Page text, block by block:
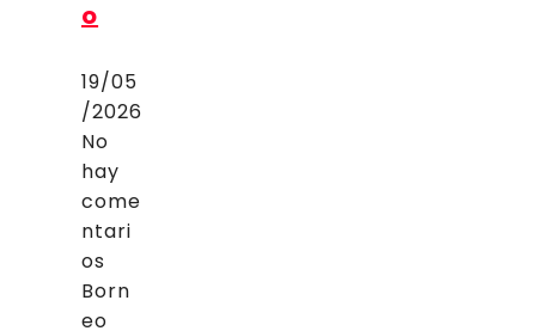
o
19/05
/2026
No
hay
come
ntari
os
Born
eo